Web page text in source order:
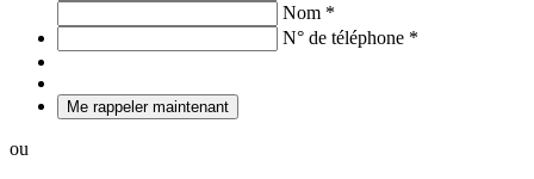
Nom *
N° de téléphone *
Me rappeler maintenant
ou